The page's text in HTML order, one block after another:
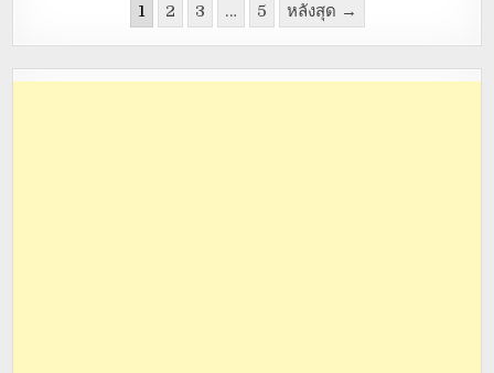
1 2 3 … 5 หลังสุด →